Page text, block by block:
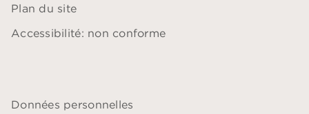
Plan du site
Accessibilité: non conforme
Données personnelles